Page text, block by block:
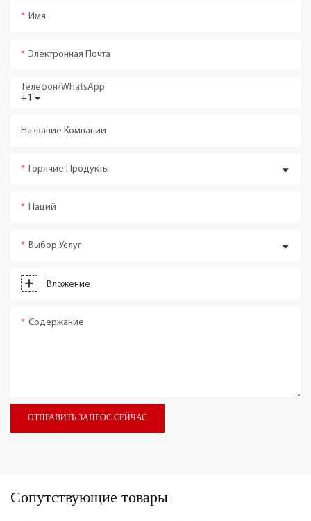
Имя
Электронная Почта
+1
Телефон/WhatsApp
Название Компании
Горячие Продукты
Наций
Выбор Услуг
Вложение
Содержание
ОТПРАВИТЬ ЗАПРОС СЕЙЧАС
Сопутствующие товары